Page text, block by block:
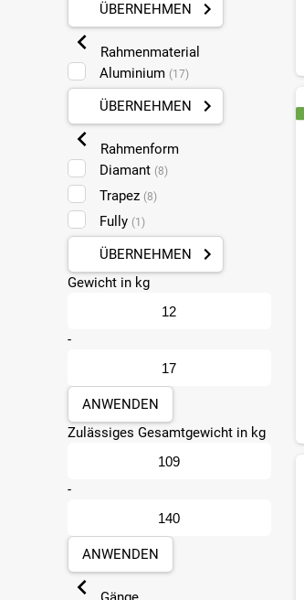
ÜBERNEHMEN
Rahmenmaterial
Aluminium (17)
ÜBERNEHMEN
Rahmenform
Diamant (8)
Trapez (8)
Fully (1)
ÜBERNEHMEN
Gewicht in kg
-
ANWENDEN
Zulässiges Gesamtgewicht in kg
-
ANWENDEN